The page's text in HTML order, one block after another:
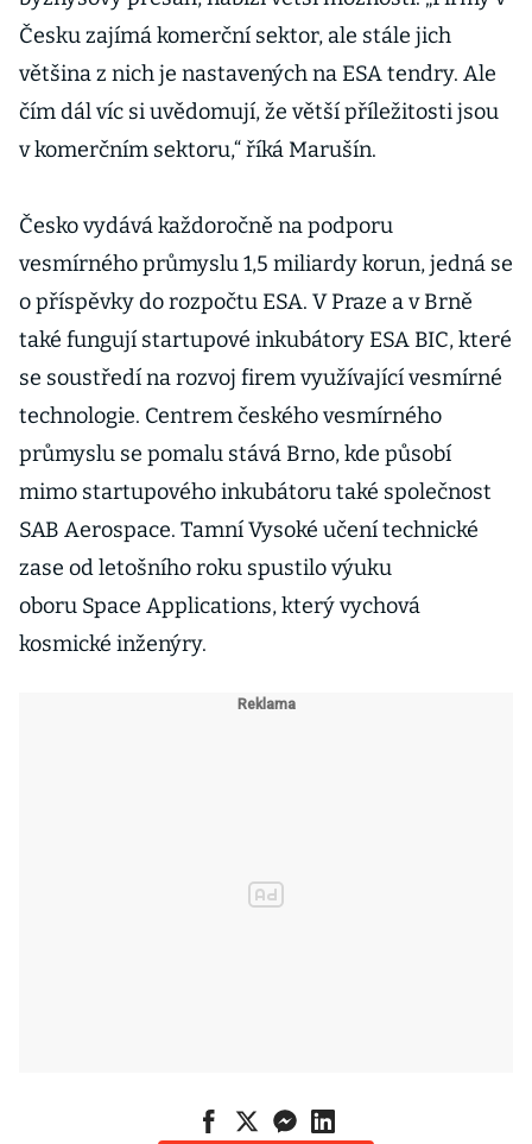
Česku zajímá komerční sektor, ale stále jich
většina z nich je nastavených na ESA tendry. Ale
čím dál víc si uvědomují, že větší příležitosti jsou
v komerčním sektoru,“ říká Marušín.
Česko vydává každoročně na podporu
vesmírného průmyslu 1,5 miliardy korun, jedná se
o příspěvky do rozpočtu ESA. V Praze a v Brně
také fungují startupové inkubátory ESA BIC, které
se soustředí na rozvoj firem využívající vesmírné
technologie. Centrem českého vesmírného
průmyslu se pomalu stává Brno, kde působí
mimo startupového inkubátoru také společnost
SAB Aerospace. Tamní Vysoké učení technické
zase od letošního roku spustilo výuku
oboru Space Applications, který vychová
kosmické inženýry.